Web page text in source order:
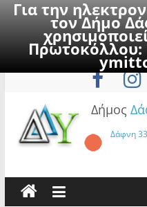
Για την
τον Δήμο
Πρωτοκόλλου:
to
Δευτέρα, 10
Δήμος
Δάφνη